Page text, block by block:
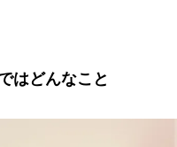
はどんなこと